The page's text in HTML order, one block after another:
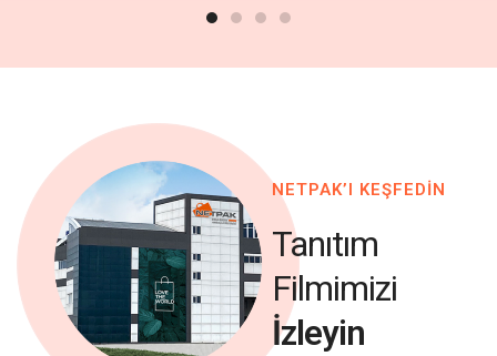
NETPAK’I KEŞFEDİN
Tanıtım
Filmimizi
İzleyin